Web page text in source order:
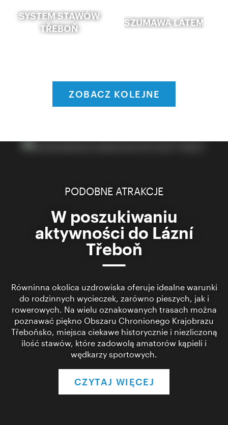
SYSTEM STAWÓW
TŘEBOŇ
SZUMAWA LATEM
ZOBACZ KOLEJNE
PODOBNE ATRAKCJE
W poszukiwaniu
aktywności do Lázní
Třeboň
Równinna okolica uzdrowiska oferuje idealne warunki
do rodzinnych wycieczek, zarówno pieszych, jak i
rowerowych. Na wielu oznakowanych trasach można
poznawać piękno Obszaru Chronionego Krajobrazu
Třeboňsko, miejsca ciekawe historycznie i niezliczoną
ilość stawów, które zadowolą amatorów kąpieli i
wędkarzy sportowych.
CZYTAJ WIĘCEJ